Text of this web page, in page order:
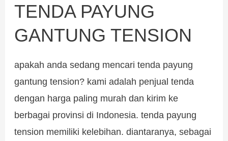
TENDA PAYUNG
GANTUNG TENSION
apakah anda sedang mencari tenda payung
gantung tension? kami adalah penjual tenda
dengan harga paling murah dan kirim ke
berbagai provinsi di Indonesia. tenda payung
tension memiliki kelebihan. diantaranya, sebagai
TENDA
GANTUNG